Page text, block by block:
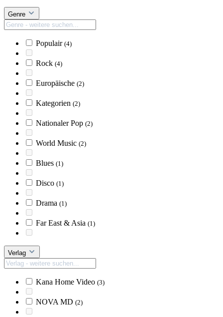
Genre
Populair (4)
Rock (4)
Europäische (2)
Kategorien (2)
Nationaler Pop (2)
World Music (2)
Blues (1)
Disco (1)
Drama (1)
Far East & Asia (1)
Verlag
Kana Home Video (3)
NOVA MD (2)